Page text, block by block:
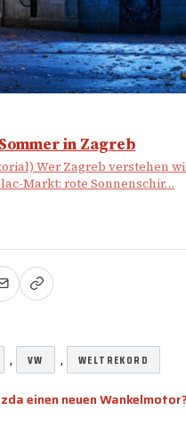
in Zagreb
Wer Zagreb verstehen
Markt: rote Sonnenschir…
, VW , WELTREKORD
einen neuen Wankelmotor?